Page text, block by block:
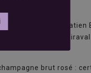
que Alfred Gratien
Lallier Rosé,
brut rosé :